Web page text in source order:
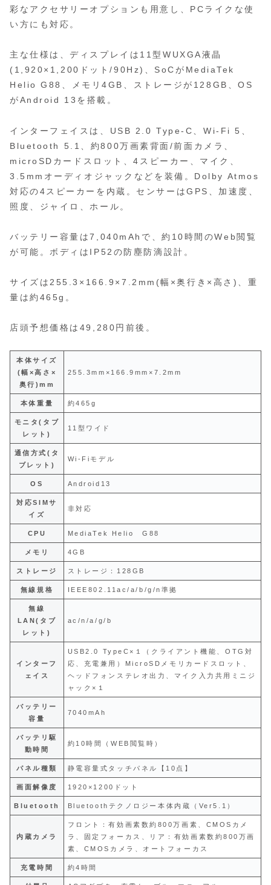
彩なアクセサリーオプションも用意し、PCライクな使
い方にも対応。
主な仕様は、ディスプレイは11型WUXGA液晶
(1,920×1,200ドット/90Hz)、SoCがMediaTek
Helio G88、メモリ4GB、ストレージが128GB、OS
がAndroid 13を搭載。
インターフェイスは、USB 2.0 Type-C、Wi-Fi 5、
Bluetooth 5.1、約800万画素背面/前面カメラ、
microSDカードスロット、4スピーカー、マイク、
3.5mmオーディオジャックなどを装備。Dolby Atmos
対応の4スピーカーを内蔵。センサーはGPS、加速度、
照度、ジャイロ、ホール。
バッテリー容量は7,040mAhで、約10時間のWeb閲覧
が可能。ボディはIP52の防塵防滴設計。
サイズは255.3×166.9×7.2mm(幅×奥行き×高さ)、重
量は約465g。
店頭予想価格は49,280円前後。
本体サイズ
(幅×高さ×
奥行)mm
255.3mm×166.9mm×7.2mm
本体重量 約465g
モニタ(タブ
レット)
11型ワイド
通信方式(タ
ブレット)
Wi-Fiモデル
OS Android13
対応SIMサ
イズ
非対応
CPU MediaTek Helio G88
メモリ 4GB
ストレージ ストレージ：128GB
無線規格 IEEE802.11ac/a/b/g/n準拠
無線
LAN(タブ
レット)
ac/n/a/g/b
インターフ
ェイス
USB2.0 TypeC×１（クライアント機能、OTG対
応、充電兼用）MicroSDメモリカードスロット、
ヘッドフォンステレオ出力、マイク入力共用ミニジ
ャック×１
バッテリー
容量
7040mAh
バッテリ駆
動時間
約10時間（WEB閲覧時）
パネル種類 静電容量式タッチパネル【10点】
画面解像度 1920×1200ドット
Bluetooth Bluetoothテクノロジー本体内蔵（Ver5.1）
内蔵カメラ
フロント：有効画素数約800万画素、CMOSカメ
ラ、固定フォーカス、リア：有効画素数約800万画
素、CMOSカメラ、オートフォーカス
充電時間 約4時間